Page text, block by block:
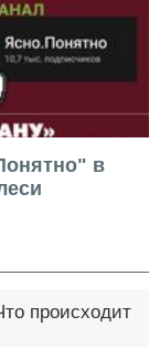
в
происходит